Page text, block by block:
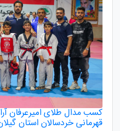
کسب مدال طلای امیرعرفان
قهرمانی خردسالان استان